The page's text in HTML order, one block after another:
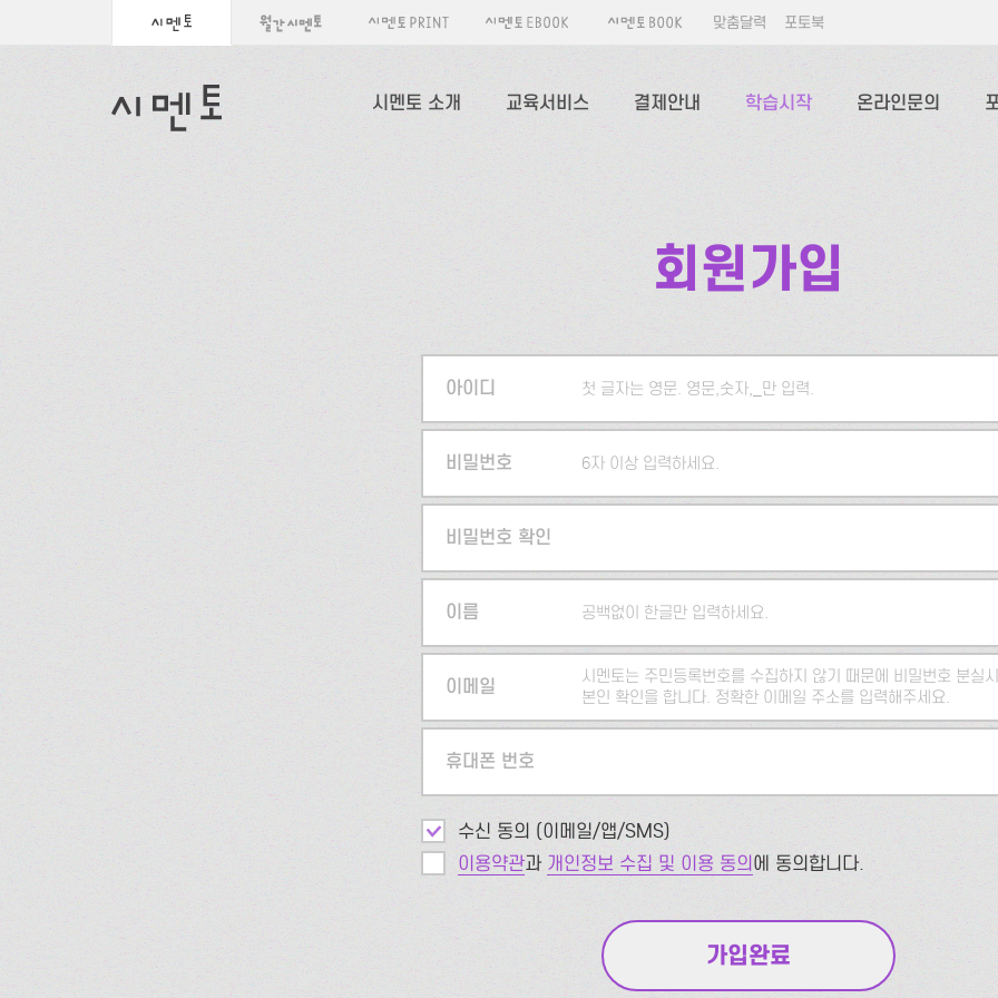
맞춤달력 포토북
시멘토 소개 교육서비스 결제안내 학습시작 온라인문의
회원가입
아이디 첫 글자는 영문. 영문,숫자,_만 입력.
5자 이상 입력하세요.
비밀번호 6자 이상 입력하세요.
비밀번호 확인
이름 공백없이 한글만 입력하세요.
이메일
시멘토는 주민등록번호를 수집하지 않기 때문에 비밀번호 분실
본인 확인을 합니다. 정확한 이메일 주소를 입력해주세요.
휴대폰 번호
수신 동의 (이메일/앱/SMS)
이용약관과 개인정보 수집 및 이용 동의에 동의합니다.